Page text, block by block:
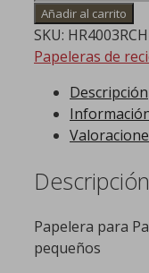
Añadir al carrito
SKU:
Papeleras de
Descripción
Descripción
Papelera para
pequeños